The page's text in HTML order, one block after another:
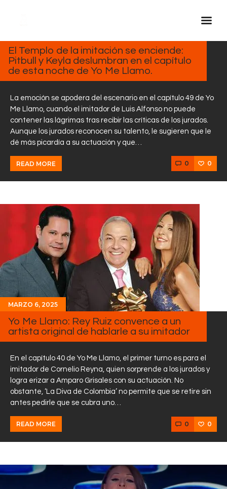
Inicio Real FM
Streaming
En Vivo
Descarga La APP
Programas
Noticias
Equipo
Sobre Nosotros
2025
El Templo de la imitación se enciende:
Pitbull y Keyla deslumbran en el capítulo
de esta noche de Yo Me Llamo.
La emoción se apodera del escenario en el capítulo 49 de Yo
Me Llamo, cuando el imitador de Luis Alfonso no puede
contener las lágrimas tras recibir las críticas de los jurados.
Aunque los jurados reconocen su talento, le sugieren que le
dé más picardía a su actuación y que…
READ MORE 0 0
MARZO 6, 2025
Yo Me Llamo: Rey Ruiz convence a un
artista original de hablarle a su imitador
En el capítulo 40 de Yo Me Llamo, el primer turno es para el
imitador de Cornelio Reyna, quien sorprende a los jurados y
logra erizar a Amparo Grisales con su actuación. No
obstante, ‘La Diva de Colombia’ no permite que se retire sin
antes pedirle que se cubra uno…
READ MORE 0 0